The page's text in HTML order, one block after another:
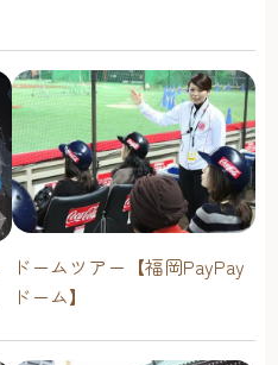
ドームツアー【福岡PayPay
ドーム】